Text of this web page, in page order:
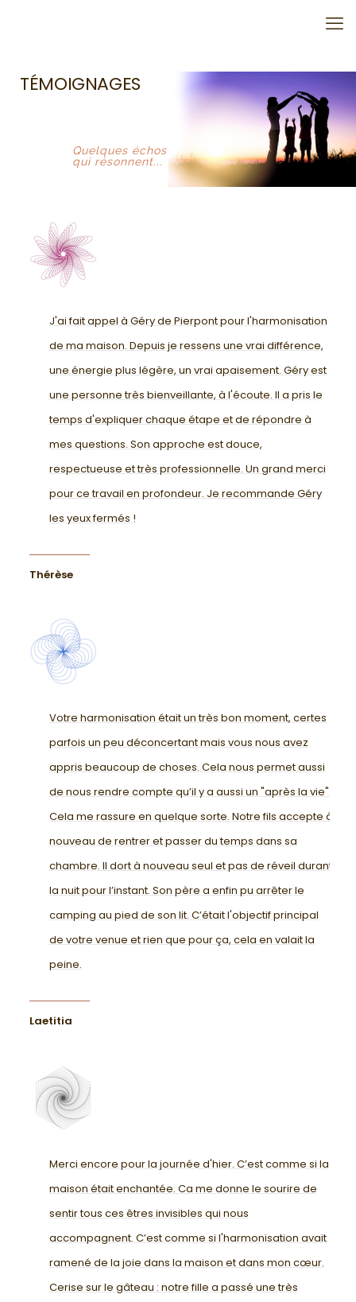
TÉMOIGNAGES
Quelques échos
qui résonnent...
J'ai fait appel à Géry de Pierpont pour l'harmonisation
de ma maison. Depuis je ressens une vrai différence,
une énergie plus légère, un vrai apaisement. Géry est
une personne très bienveillante, à l'écoute. Il a pris le
temps d'expliquer chaque étape et de répondre à
mes questions. Son approche est douce,
respectueuse et très professionnelle. Un grand merci
pour ce travail en profondeur. Je recommande Géry
les yeux fermés !
Thérèse
Votre harmonisation était un très bon moment, certes
parfois un peu déconcertant mais vous nous avez
appris beaucoup de choses. Cela nous permet aussi
de nous rendre compte qu’il y a aussi un "après la vie".
Cela me rassure en quelque sorte. Notre fils accepte à
nouveau de rentrer et passer du temps dans sa
chambre. Il dort à nouveau seul et pas de réveil durant
la nuit pour l’instant. Son père a enfin pu arrêter le
camping au pied de son lit. C’était l'objectif principal
de votre venue et rien que pour ça, cela en valait la
peine.
Laetitia
Merci encore pour la journée d'hier. C’est comme si la
maison était enchantée. Ca me donne le sourire de
sentir tous ces êtres invisibles qui nous
accompagnent. C’est comme si l'harmonisation avait
ramené de la joie dans la maison et dans mon cœur.
Cerise sur le gâteau : notre fille a passé une très